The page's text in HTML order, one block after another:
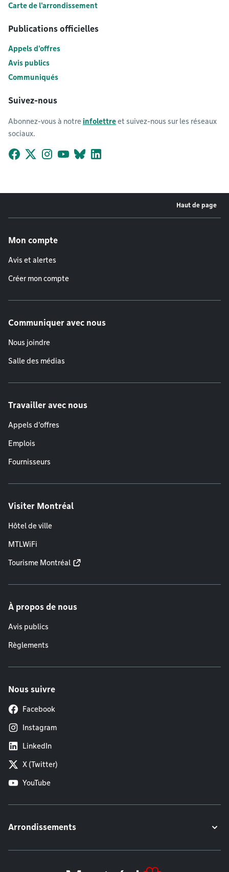
Carte de l'arrondissement
Publications officielles
Appels d'offres
Avis publics
Communiqués
Suivez-nous
Abonnez-vous à notre infolettreet suivez-nous sur les réseaux
sociaux.
Haut de page
Mon compte
Avis et alertes
Créer mon compte
Communiquer avec nous
Nous joindre
Salle des médias
Travailler avec nous
Appels d'offres
Emplois
Fournisseurs
Visiter Montréal
Hôtel de ville
MTLWiFi
Tourisme Montréal
À propos de nous
Avis publics
Règlements
Nous suivre
Facebook
Instagram
LinkedIn
X (Twitter)
YouTube
Arrondissements